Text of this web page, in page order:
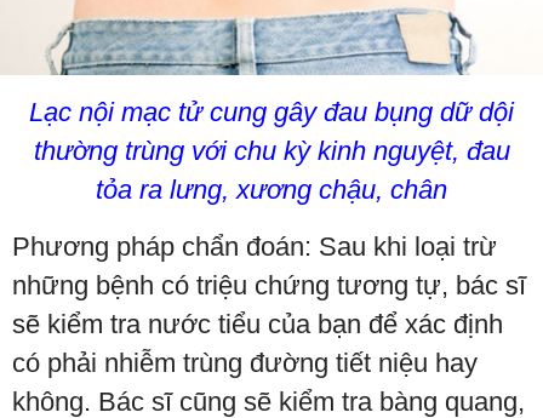
Lạc nội mạc tử cung gây đau bụng dữ dội
thường trùng với chu kỳ kinh nguyệt, đau
tỏa ra lưng, xương chậu, chân
Phương pháp chẩn đoán: Sau khi loại trừ
những bệnh có triệu chứng tương tự, bác sĩ
sẽ kiểm tra nước tiểu của bạn để xác định
có phải nhiễm trùng đường tiết niệu hay
không. Bác sĩ cũng sẽ kiểm tra bàng quang,